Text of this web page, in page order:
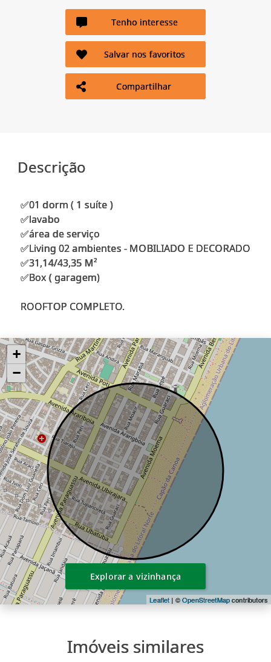
Tenho interesse
Salvar nos favoritos
Compartilhar
Descrição
✅01 dorm ( 1 suíte )
✅lavabo
✅área de serviço
✅Living 02 ambientes - MOBILIADO E DECORADO
✅31,14/43,35 M²
✅Box ( garagem)
+
−
Leaflet | ©OpenStreetMapcontributors
Explorar a vizinhança
Imóveis similares